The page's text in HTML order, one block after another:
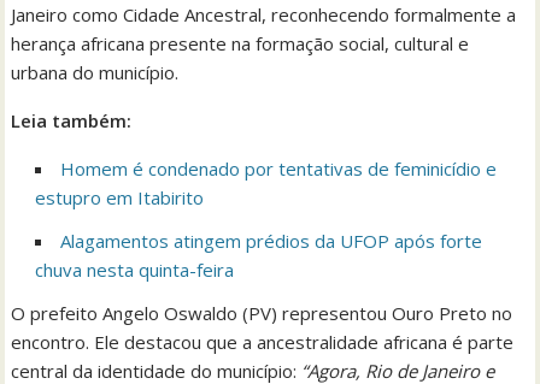
Janeiro como Cidade Ancestral, reconhecendo formalmente a
herança africana presente na formação social, cultural e
urbana do município.
Leia também:
Homem é condenado por tentativas de feminicídio e
estupro em Itabirito
Alagamentos atingem prédios da UFOP após forte
chuva nesta quinta-feira
O prefeito Angelo Oswaldo (PV) representou Ouro Preto no
encontro. Ele destacou que a ancestralidade africana é parte
central da identidade do município: “Agora, Rio de Janeiro e